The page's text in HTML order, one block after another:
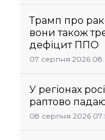
Трамп про
вони також
дефіцит ППО
07 серпня 2026
У регіонах
раптово
08 серпня 2026